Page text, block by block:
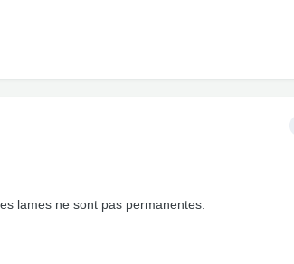
lames ne sont pas permanentes.